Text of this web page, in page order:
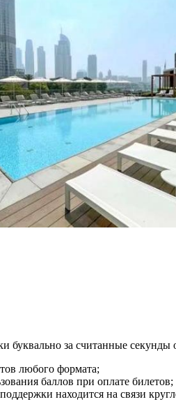
буквально за считанные
любого формата;
баллов при оплате билетов;
находится на связи